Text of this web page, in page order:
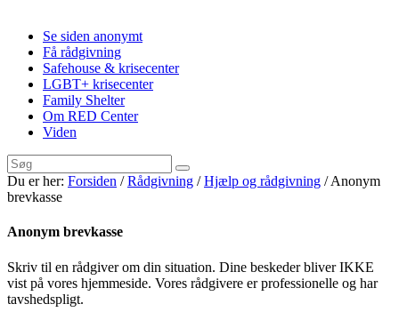
Se siden anonymt
Få rådgivning
Safehouse & krisecenter
LGBT+ krisecenter
Family Shelter
Om RED Center
Viden
Du er her: Forsiden /Rådgivning /Hjælp og rådgivning / Anonym
brevkasse
Anonym brevkasse
Skriv til en rådgiver om din situation. Dine beskeder bliver IKKE
vist på vores hjemmeside. Vores rådgivere er professionelle og har
tavshedspligt.